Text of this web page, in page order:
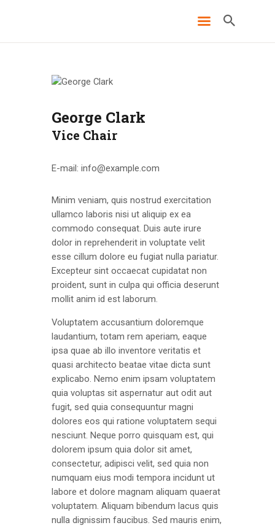
ПОЧЕТНА
НОВОСТИ
ВИДЕО
ФОТО
George Clark
Vice Chair
E-mail: info@example.com
Minim veniam, quis nostrud exercitation
ullamco laboris nisi ut aliquip ex ea
commodo consequat. Duis aute irure
dolor in reprehenderit in voluptate velit
esse cillum dolore eu fugiat nulla pariatur.
Excepteur sint occaecat cupidatat non
proident, sunt in culpa qui officia deserunt
mollit anim id est laborum.
Voluptatem accusantium doloremque
laudantium, totam rem aperiam, eaque
ipsa quae ab illo inventore veritatis et
quasi architecto beatae vitae dicta sunt
explicabo. Nemo enim ipsam voluptatem
quia voluptas sit aspernatur aut odit aut
fugit, sed quia consequuntur magni
dolores eos qui ratione voluptatem sequi
nesciunt. Neque porro quisquam est, qui
dolorem ipsum quia dolor sit amet,
consectetur, adipisci velit, sed quia non
numquam eius modi tempora incidunt ut
labore et dolore magnam aliquam quaerat
voluptatem. Aliquam bibendum lacus quis
nulla dignissim faucibus. Sed mauris enim,